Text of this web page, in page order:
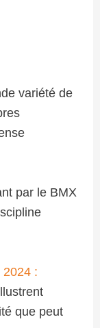
variété de
par le BMX
:
que peut